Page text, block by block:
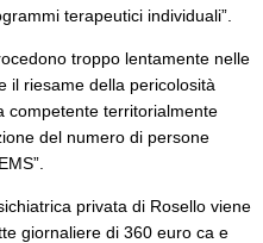
terapeutici individuali”.
troppo lentamente nelle
il riesame della pericolosità
competente territorialmente
del numero di persone
privata di Rosello viene
giornaliere di 360 euro ca e